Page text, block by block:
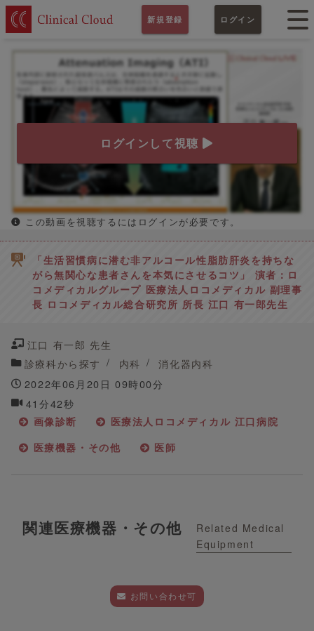
新規登録 ログイン
ログインして視聴
この動画を視聴するにはログインが必要です。
「生活習慣病に潜む非アルコール性脂肪肝炎を持ちな
がら無関心な患者さんを本気にさせるコツ」 演者：ロ
コメディカルグループ 医療法人ロコメディカル 副理事
長 ロコメディカル総合研究所 所長 江口 有一郎先生
江口 有一郎 先生
診療科から探す
内科
消化器内科
2022年06月20日 09時00分
41分42秒
画像診断
医療法人ロコメディカル 江口病院
医療機器・その他
医師
関連医療機器・その他
Related Medical
Equipment
お問い合わせ可